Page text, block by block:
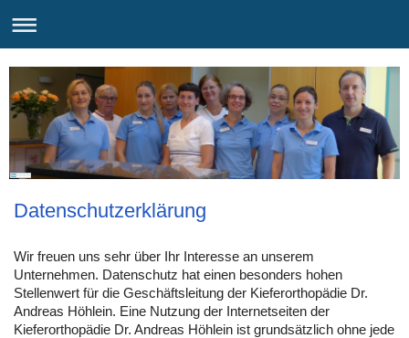
Datenschutzerklärung
Wir freuen uns sehr über Ihr Interesse an unserem
Unternehmen. Datenschutz hat einen besonders hohen
Stellenwert für die Geschäftsleitung der Kieferorthopädie Dr.
Andreas Höhlein. Eine Nutzung der Internetseiten der
Kieferorthopädie Dr. Andreas Höhlein ist grundsätzlich ohne jede